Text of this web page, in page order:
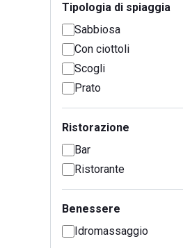
Tipologia di spiaggia
Sabbiosa
Con ciottoli
Scogli
Prato
Ristorazione
Bar
Ristorante
Benessere
Idromassaggio